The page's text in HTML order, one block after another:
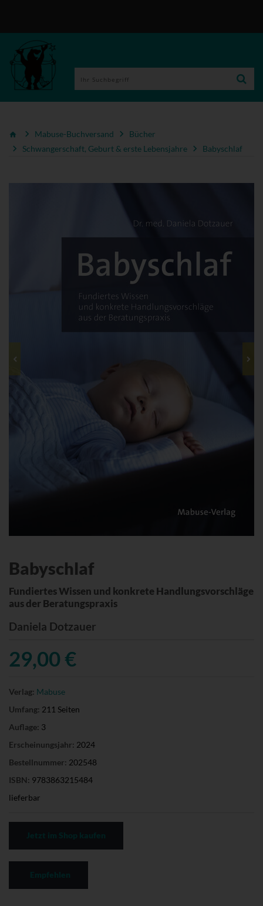
Mabuse-Buchversand
Bücher
Schwangerschaft, Geburt & erste Lebensjahre
Babyschlaf
Babyschlaf
Fundiertes Wissen und konkrete Handlungsvorschläge
aus der Beratungspraxis
Daniela Dotzauer
29,00 €
Verlag: Mabuse
Umfang: 211 Seiten
Auflage: 3
Erscheinungsjahr: 2024
Bestellnummer: 202548
ISBN: 9783863215484
lieferbar